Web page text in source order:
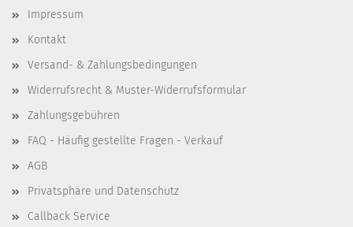
Impressum
Kontakt
Versand- & Zahlungsbedingungen
Widerrufsrecht & Muster-Widerrufsformular
Zahlungsgebühren
FAQ - Häufig gestellte Fragen - Verkauf
AGB
Privatsphäre und Datenschutz
Callback Service